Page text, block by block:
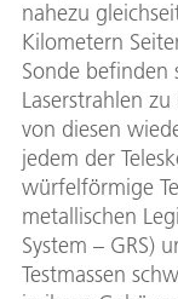
nahezu
Kilometern
Sonde befinden
Laserstrahlen
von diesen
jedem der
würfelförmige
metallischen
System – GRS)
Testmassen